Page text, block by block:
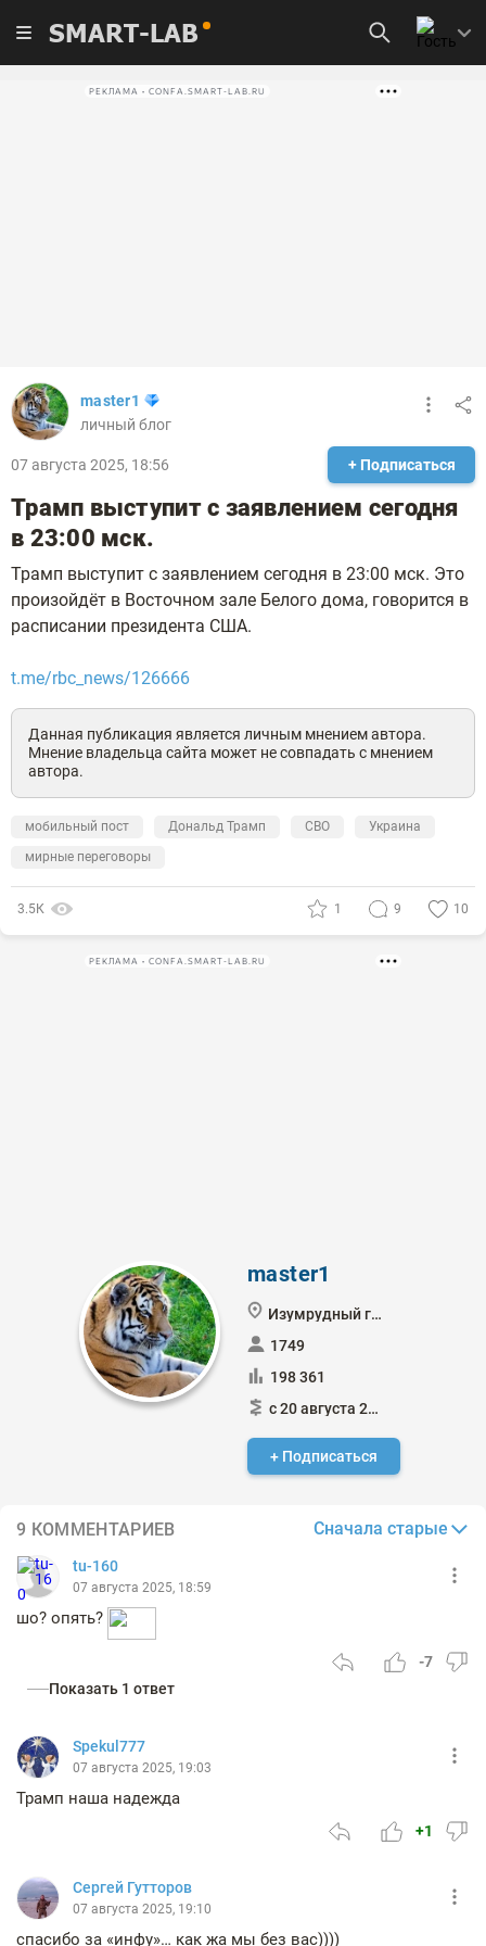
SMART-LAB
РЕКЛАМА • CONFA.SMART-LAB.RU
master1
личный блог
07 августа 2025, 18:56 + Подписаться
Трамп выступит с заявлением сегодня
в 23:00 мск.
Трамп выступит с заявлением сегодня в 23:00 мск. Это
произойдёт в Восточном зале Белого дома, говорится в
расписании президента США.
t.me/rbc_news/126666
Данная публикация является личным мнением автора.
Мнение владельца сайта может не совпадать с мнением
автора.
мобильный пост Дональд Трамп СВО
Украина
мирные переговоры
3.5К 1 9 10
РЕКЛАМА • CONFA.SMART-LAB.RU
master1
Изумрудный город
1749
198 361
с 20 августа 2021
+ Подписаться
9 КОММЕНТАРИЕВ Сначала старые
tu-160
07 августа 2025, 18:59
шо? опять?
-7
Показать 1 ответ
Spekul777
07 августа 2025, 19:03
Трамп наша надежда
+1
Сергей Гутторов
07 августа 2025, 19:10
спасибо за «инфу»… как жа мы без вас))))